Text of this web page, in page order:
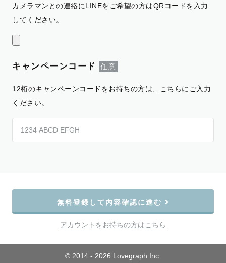
カメラマンとの連絡にLINEをご希望の方はQRコードを入力
してください。
キャンペーンコード
12桁のキャンペーンコードをお持ちの方は、こちらにご入力
ください。
無料登録して内容確認に進む
アカウントをお持ちの方はこちら
© 2014 - 2026 Lovegraph Inc.